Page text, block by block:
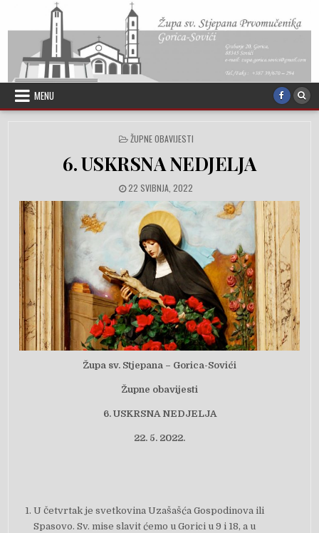
Skip to content
MENU
POSTED IN
ŽUPNE OBAVIJESTI
6. USKRSNA NEDJELJA
PUBLISHED DATE:
22 SVIBNJA, 2022
Župa sv. Stjepana – Gorica-Sovići
Župne obavijesti
6. USKRSNA NEDJELJA
22. 5. 2022.
U četvrtak je svetkovina Uzašašća Gospodinova ili
Spasovo. Sv. mise slavit ćemo u Gorici u 9 i 18, a u